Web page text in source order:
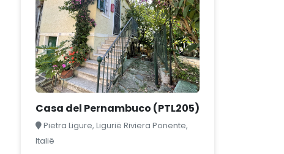
Casa del Pernambuco (PTL205)
Pietra Ligure, Ligurië Riviera Ponente,
Italië